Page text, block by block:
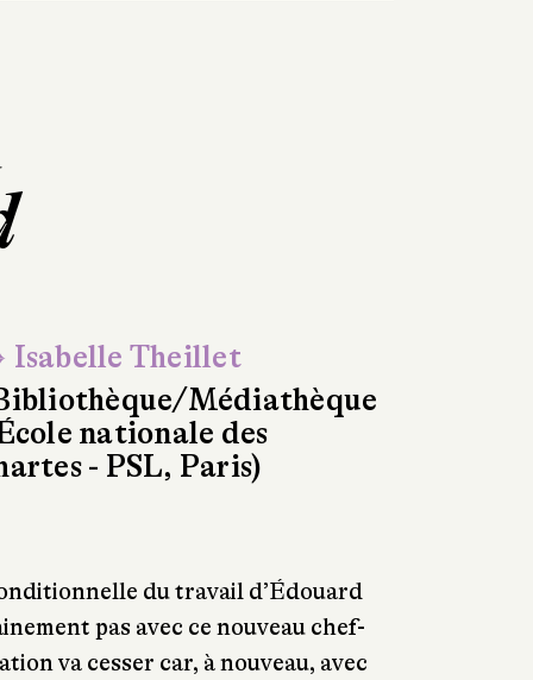
Isabelle Theillet
Médiathèque
nationale des
- PSL, Paris)
du travail d’Édouard
pas avec ce nouveau chef-
va cesser car, à nouveau, avec